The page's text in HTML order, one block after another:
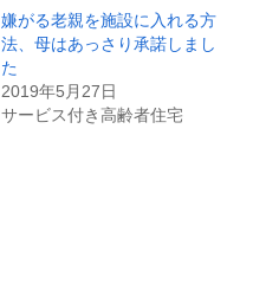
嫌がる老親を施設に入れる方
法、母はあっさり承諾しまし
た
2019年5月27日
サービス付き高齢者住宅